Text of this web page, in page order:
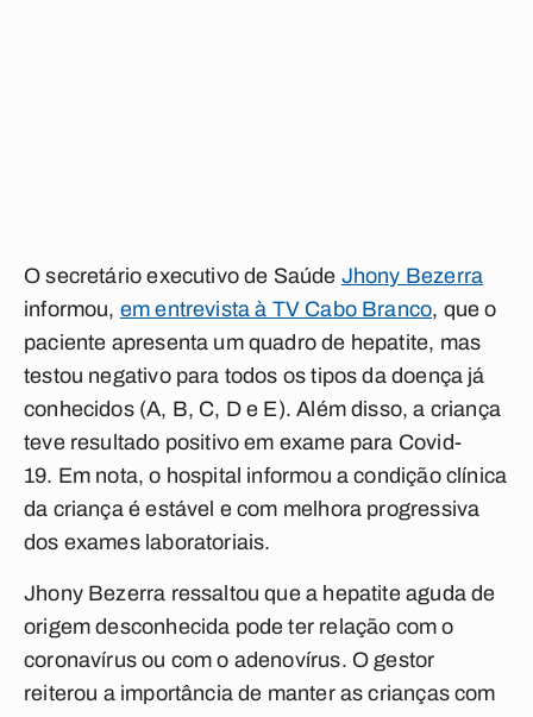
O secretário executivo de Saúde Jhony Bezerra
informou, em entrevista à TV Cabo Branco, que o
paciente apresenta um quadro de hepatite, mas
testou negativo para todos os tipos da doença já
conhecidos (A, B, C, D e E). Além disso, a criança
teve resultado positivo em exame para Covid-
19. Em nota, o hospital informou a condição clínica
da criança é estável e com melhora progressiva
dos exames laboratoriais.
Jhony Bezerra ressaltou que a hepatite aguda de
origem desconhecida pode ter relação com o
coronavírus ou com o adenovírus. O gestor
reiterou a importância de manter as crianças com